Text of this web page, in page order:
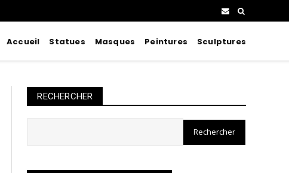
Accueil Statues Masques Peintures Sculptures
RECHERCHER